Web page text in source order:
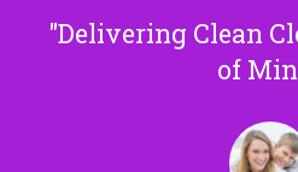
Delivering Clean
of